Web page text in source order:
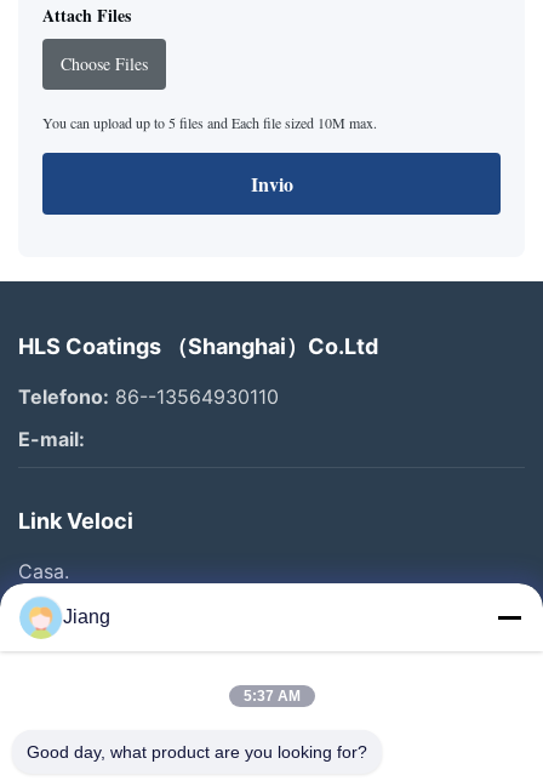
Attach Files
Choose Files
You can upload up to 5 files and Each file sized 10M max.
Invio
HLS Coatings （Shanghai）Co.Ltd
Telefono: 86--13564930110
E-mail:
Link Veloci
Casa.
Prodotti
Video
Su Di Noi
Jiang
5:37 AM
Good day, what product are you looking for?